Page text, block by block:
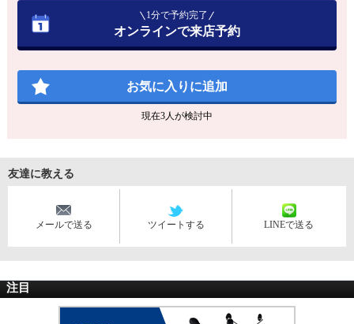
1分で予約完了
オンラインで来店予約
お気に入りに追加
現在3人が検討中
友達に教える
メールで送る ツイートする LINEで送る
注目